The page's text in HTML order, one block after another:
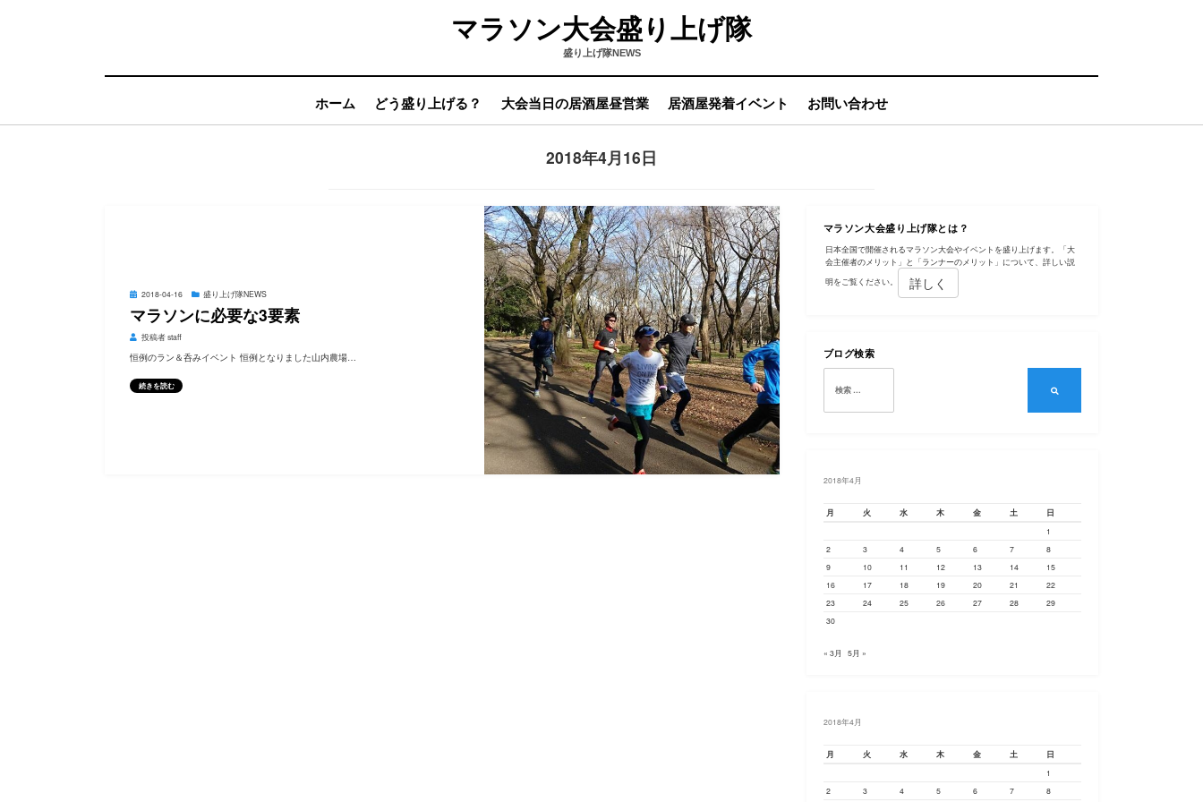
マラソン大会盛り上げ隊
盛り上げ隊NEWS
ホーム どう盛り上げる？ 大会当日の居酒屋昼営業 居酒屋発着イベント お問い合わせ
日
:
2018年4月16日
投
日:
2018-04-16 盛り上げ隊NEWS
マラソンに必要な3要素
投稿者staff
恒例のラン＆呑みイベント 恒例となりました山内農場…
続きを読む
マラソン大会盛り上げ隊とは？
日本全国で開催されるマラソン大会やイベントを盛り上げます。「大
会主催者のメリット」と「ランナーのメリット」について、詳しい説
明をご覧ください。
詳しく
ブログ検索
検
2018年4月
月 火 水 木 金 土 日
1
2
3 4 5 6 7
8
9
10 11 12 13 14
15
16
17 18 19 20 21
22
23
24 25 26 27 28
29
30
« 3月 5月 »
2018年4月
月 火 水 木 金 土 日
1
2
3 4 5 6 7 8